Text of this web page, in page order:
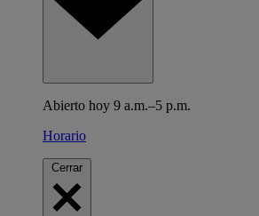
Abierto hoy 9 a.m.–5 p.m.
Horario
Cerrar